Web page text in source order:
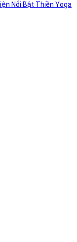
Nổi Bật Thiền Yoga